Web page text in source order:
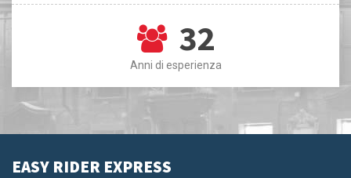
32
Anni di esperienza
EASY RIDER EXPRESS